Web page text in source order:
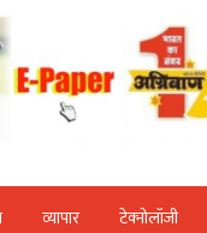
व्‍यापार टेक्‍नोलॉजी